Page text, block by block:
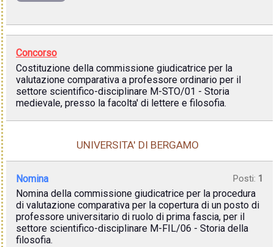
Concorso
Costituzione della commissione giudicatrice per la
valutazione comparativa a professore ordinario per il
settore scientifico-disciplinare M-STO/01 - Storia
medievale, presso la facolta' di lettere e filosofia.
UNIVERSITA' DI BERGAMO
Nomina Posti: 1
Nomina della commissione giudicatrice per la procedura
di valutazione comparativa per la copertura di un posto di
professore universitario di ruolo di prima fascia, per il
settore scientifico-disciplinare M-FIL/06 - Storia della
filosofia.